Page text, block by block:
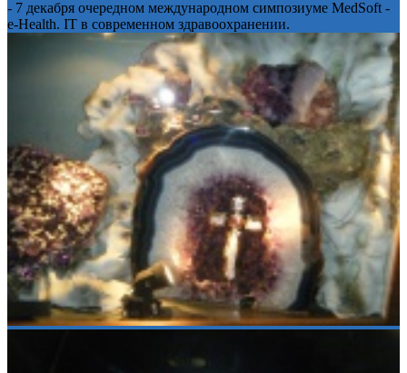
- 7 декабря очередном международном симпозиуме MedSoft -
e-Health. IT в современном здравоохранении.